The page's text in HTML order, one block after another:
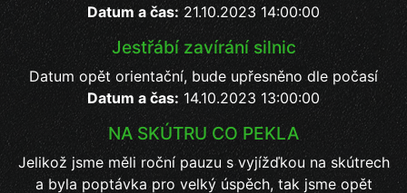
Datum a čas:21.10.2023 14:00:00
Jestřábí zavírání silnic
Datum opět orientační, bude upřesněno dle počasí
Datum a čas: 14.10.2023 13:00:00
NA SKÚTRU CO PEKLA
Jelikož jsme měli roční pauzu s vyjížďkou na skútrech
a byla poptávka pro velký úspěch, tak jsme opět